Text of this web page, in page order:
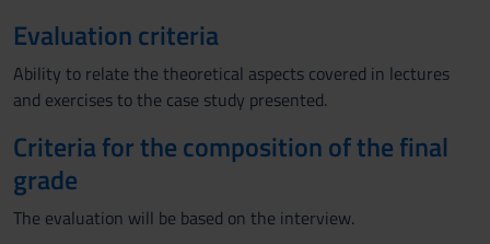
Evaluation criteria
Ability to relate the theoretical aspects covered in lectures
and exercises to the case study presented.
Criteria for the composition of the final
grade
The evaluation will be based on the interview.